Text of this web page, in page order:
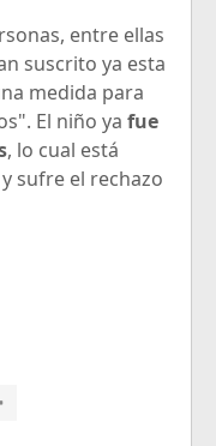
entre ellas
suscrito ya esta
medida para
El niño ya fue
, lo cual está
sufre el rechazo